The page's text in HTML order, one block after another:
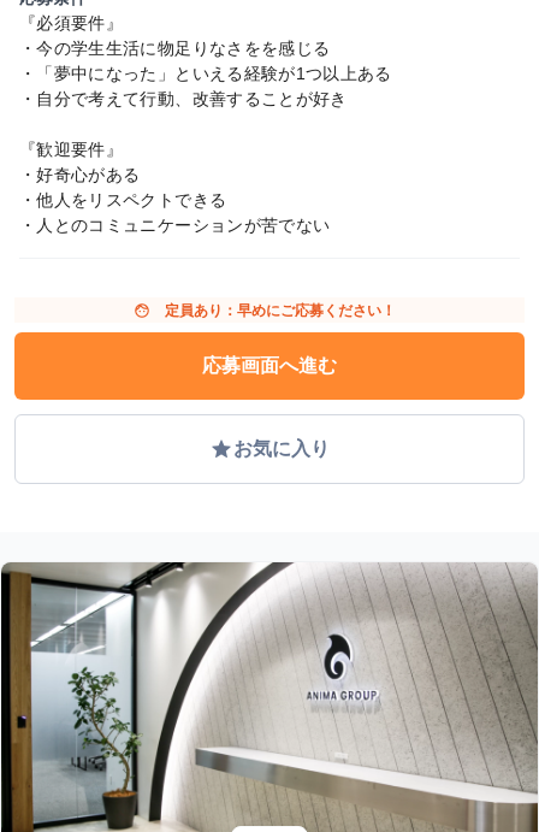
『必須要件』
・今の学生生活に物足りなさをを感じる
・「夢中になった」といえる経験が1つ以上ある
・自分で考えて行動、改善することが好き
『歓迎要件』
・好奇心がある
・他人をリスペクトできる
・人とのコミュニケーションが苦でない
face 定員あり：早めにご応募ください！
応募画面へ進む
gradeお気に入り